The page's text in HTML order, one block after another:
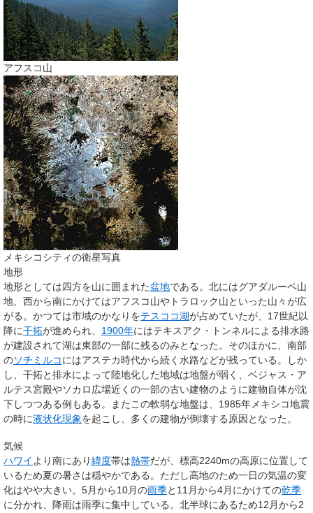
アフスコ山
メキシコシティの衛星写真
地形
地形としては四方を山に囲まれた盆地である。北にはグアダルーペ山
地、西から南にかけてはアフスコ山やトラロック山といった山々が広
がる。かつては市域のかなりをテスココ湖が占めていたが、17世紀以
降に干拓が進められ、 1900年にはテキスアク・トンネルによる排水路
が建設されて湖は東部の一部に残るのみとなった。そのほかに、南部
のソチミルコにはアステカ時代から続く水路などが残っている。しか
し、干拓と排水によって陸地化した地域は地盤が弱く、ベジャス・ア
ルテス宮殿やソカロ広場近くの一部の古い建物のように建物自体が沈
下しつつある例もある。またこの軟弱な地盤は、1985年メキシコ地震
の時に液状化現象を起こし、多くの建物が倒壊する原因となった。
気候
ハワイより南にあり緯度帯は熱帯だが、標高2240mの高原に位置して
いるため夏の暑さは穏やかである。ただし高地のため一日の気温の変
化はやや大きい。5月から10月の雨季と11月から4月にかけての乾季
に分かれ、降雨は雨季に集中している。北半球にあるため12月から2